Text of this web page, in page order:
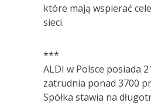
które mają wspierać
sieci.
***
ALDI w Polsce posiada
zatrudnia ponad 3700
Spółka stawia na